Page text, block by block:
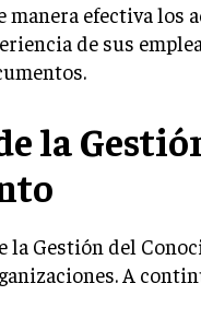
efectiva los
de sus
la
la Gestión del
A